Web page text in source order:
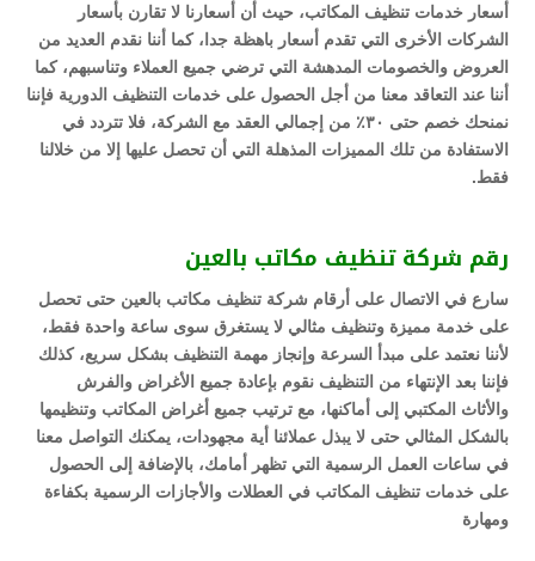
أسعار خدمات تنظيف المكاتب، حيث أن أسعارنا لا تقارن بأسعار
الشركات الأخرى التي تقدم أسعار باهظة جدا، كما أننا نقدم العديد من
العروض والخصومات المدهشة التي ترضي جميع العملاء وتناسبهم، كما
أننا عند التعاقد معنا من أجل الحصول على خدمات التنظيف الدورية فإننا
نمنحك خصم حتى ٣٠٪ من إجمالي العقد مع الشركة، فلا تتردد في
الاستفادة من تلك المميزات المذهلة التي أن تحصل عليها إلا من خلالنا
فقط.
رقم شركة تنظيف مكاتب بالعين
سارع في الاتصال على أرقام شركة تنظيف مكاتب بالعين حتى تحصل
على خدمة مميزة وتنظيف مثالي لا يستغرق سوى ساعة واحدة فقط،
لأننا نعتمد على مبدأ السرعة وإنجاز مهمة التنظيف بشكل سريع، كذلك
فإننا بعد الإنتهاء من التنظيف نقوم بإعادة جميع الأغراض والفرش
والأثاث المكتبي إلى أماكنها، مع ترتيب جميع أغراض المكاتب وتنظيمها
بالشكل المثالي حتى لا يبذل عملائنا أية مجهودات، يمكنك التواصل معنا
في ساعات العمل الرسمية التي تظهر أمامك، بالإضافة إلى الحصول
على خدمات تنظيف المكاتب في العطلات والأجازات الرسمية بكفاءة
ومهارة